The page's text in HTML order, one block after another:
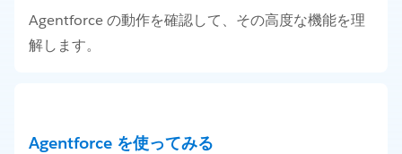
Agentforce の動作を確認して、その高度な機能を理
解します。
Agentforce を使ってみる